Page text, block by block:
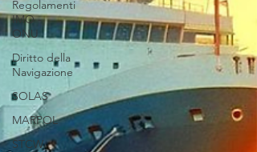
Regolamenti
IMO -
ONU
Diritto della
Navigazione
SOLAS
MARPOL
STCW